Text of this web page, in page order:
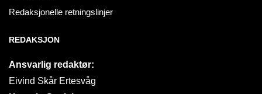
Redaksjonelle retningslinjer
REDAKSJON
Ansvarlig redaktør:
Eivind Skår Ertesvåg